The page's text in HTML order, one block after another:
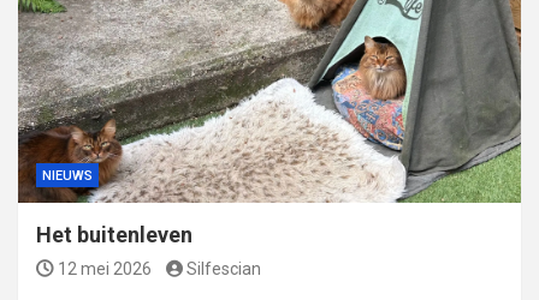
NIEUWS
Het buitenleven
12 mei 2026 Silfescian